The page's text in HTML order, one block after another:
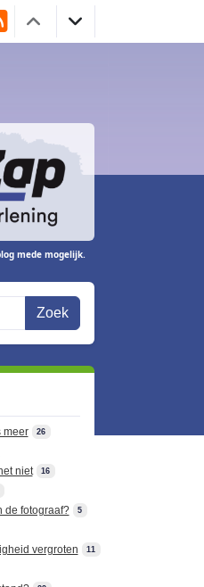
mede mogelijk.
meer 26
niet
16
de fotograaf? 5
vergroten 11